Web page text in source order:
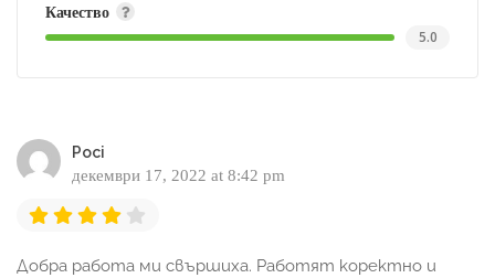
Качество
5.0
Poсi
декември 17, 2022 at 8:42 pm
Добра работа ми свършиха. Работят коректно и